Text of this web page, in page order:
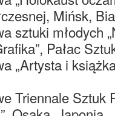
Mińsk,
sztuki młodych
Pałac
„Artysta i
Triennale Sztuk